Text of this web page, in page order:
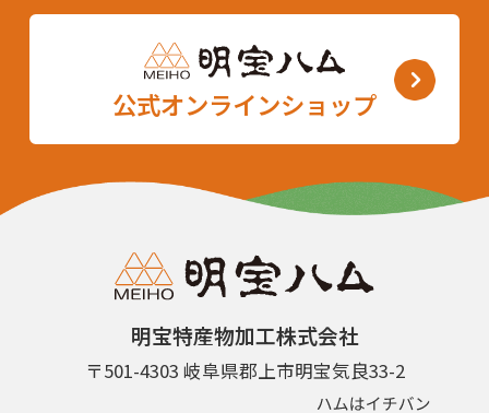
公式オンラインショップ
明宝特産物加工株式会社
〒501-4303 岐阜県郡上市明宝気良33-2